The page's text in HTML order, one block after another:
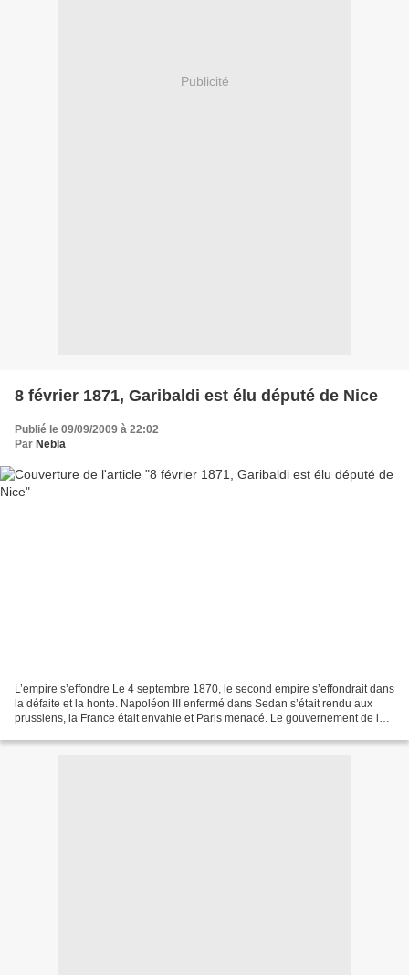
Publicité
8 février 1871, Garibaldi est élu député de Nice
Publié le 09/09/2009 à 22:02
Par Nebla
L’empire s’effondre Le 4 septembre 1870, le second empire s’effondrait dans
la défaite et la honte. Napoléon III enfermé dans Sedan s’était rendu aux
prussiens, la France était envahie et Paris menacé. Le gouvernement de la